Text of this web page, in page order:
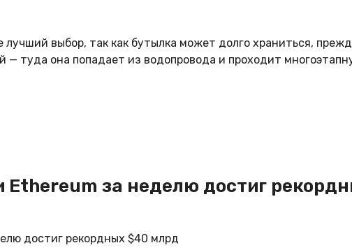
выбор, так как бутылка может долго храниться,
— туда она попадает из водопровода и проходит
Ethereum за неделю достиг